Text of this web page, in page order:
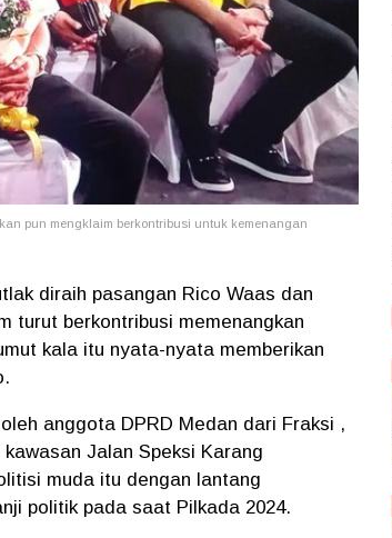
pun mengklaim berkontribusi untuk kemenangan
diraih pasangan Rico Waas dan
turut berkontribusi memenangkan
kala itu nyata-nyata memberikan
anggota DPRD Medan dari Fraksi ,
Jalan Speksi Karang
muda itu dengan lantang
politik pada saat Pilkada 2024.